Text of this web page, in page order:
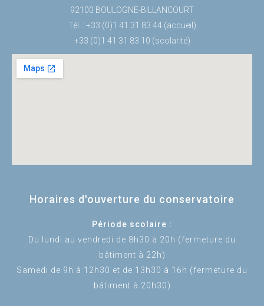
92100 BOULOGNE-BILLANCOURT
Tél. : +33 (0)1 41 31 83 44 (accueil)
+33 (0)1 41 31 83 10 (scolarité)
Horaires d'ouverture du conservatoire
Période scolaire :
Du lundi au vendredi de 8h30 à 20h (fermeture du
bâtiment à 22h)
Samedi de 9h à 12h30 et de 13h30 à 16h (fermeture du
bâtiment à 20h30)